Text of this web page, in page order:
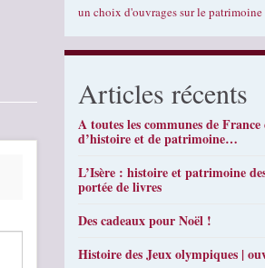
un choix d'ouvrages sur le patrimoine
Articles récents
A toutes les communes de France
d’histoire et de patrimoine…
L’Isère : histoire et patrimoine
portée de livres
Des cadeaux pour Noël !
Histoire des Jeux olympiques |